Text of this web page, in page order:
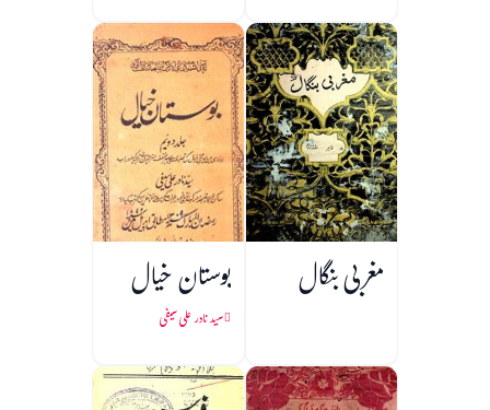
مغربی بنگال بوستان خیال
سید نادر علی سیفی